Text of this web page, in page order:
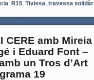
, R15, Tivissa, travessa
CERE amb Mireia
i Eduard Font –
un Tros d’Art
19